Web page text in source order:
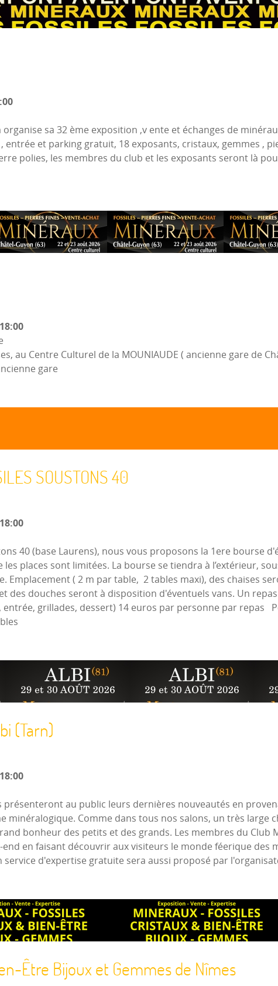
sa 32 ème exposition ,v ente et échanges de
entrée et parking gratuit, 18 exposants, cristaux, gemmes ,
polies, les membres du club et les exposants seront là
18:00
au Centre Culturel de la MOUNIAUDE ( ancienne gare de
gare
SOUSTONS 40
18:00
40 (base Laurens), nous vous proposons la 1ere bourse
places sont limitées. La bourse se tiendra à l’extérieur,
Emplacement ( 2 m par table, 2 tables maxi), des chaises
des douches seront à disposition d'éventuels vans. Un
grillades, dessert) 14 euros par personne par repas
(Tarn)
18:00
au public leurs dernières nouveautés en
minéralogique. Comme dans tous nos salons, un très large
bonheur des petits et des grands. Les membres du Club
en faisant découvrir aux visiteurs le monde féerique des
d'expertise gratuite sera aussi proposé par
Être Bijoux et Gemmes de Nîmes